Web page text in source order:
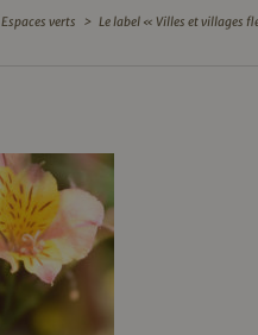
Espaces verts > Le label « Villes et villages